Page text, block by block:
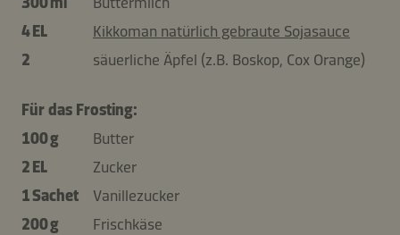
4 EL
Kikkoman natürlich gebraute Sojasauce
2
säuerliche Äpfel (z.B. Boskop, Cox Orange)
Für das Frosting:
100 g
Butter
2 EL
Zucker
1 Sachet
Vanillezucker
200 g
Frischkäse